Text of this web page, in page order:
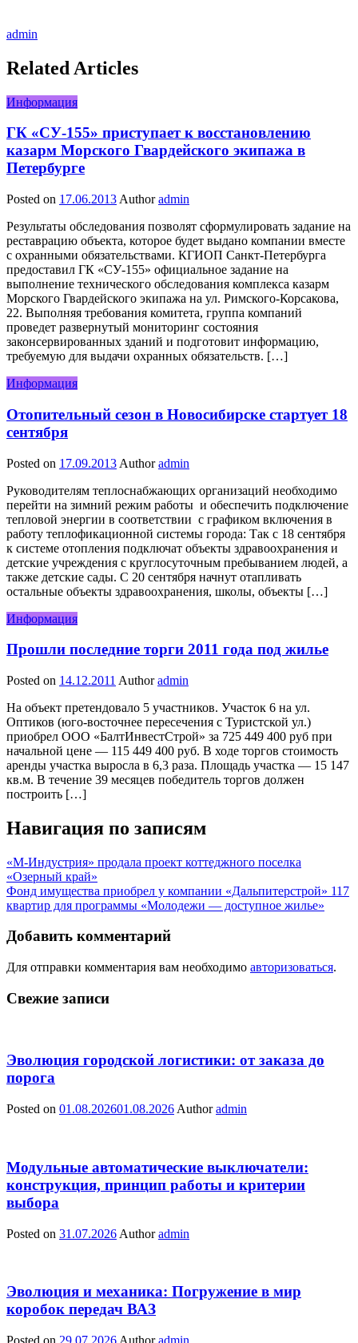
admin
Related Articles
Информация
ГК «СУ-155» приступает к восстановлению
казарм Морского Гвардейского экипажа в
Петербурге
Posted on 17.06.2013 Author admin
Результаты обследования позволят сформулировать задание на
реставрацию объекта, которое будет выдано компании вместе
с охранными обязательствами. КГИОП Санкт-Петербурга
предоставил ГК «СУ-155» официальное задание на
выполнение технического обследования комплекса казарм
Морского Гвардейского экипажа на ул. Римского-Корсакова,
22. Выполняя требования комитета, группа компаний
проведет развернутый мониторинг состояния
законсервированных зданий и подготовит информацию,
требуемую для выдачи охранных обязательств. […]
Информация
Отопительный сезон в Новосибирске стартует 18
сентября
Posted on 17.09.2013 Author admin
Руководителям теплоснабжающих организаций необходимо
перейти на зимний режим работы и обеспечить подключение
тепловой энергии в соответствии с графиком включения в
работу теплофикационной системы города: Так с 18 сентября
к системе отопления подключат объекты здравоохранения и
детские учреждения с круглосуточным пребыванием людей, а
также детские сады. С 20 сентября начнут отапливать
остальные объекты здравоохранения, школы, объекты […]
Информация
Прошли последние торги 2011 года под жилье
Posted on 14.12.2011 Author admin
На объект претендовало 5 участников. Участок 6 на ул.
Оптиков (юго-восточнее пересечения с Туристской ул.)
приобрел ООО «БалтИнвестСтрой» за 725 449 400 руб при
начальной цене — 115 449 400 руб. В ходе торгов стоимость
аренды участка выросла в 6,3 раза. Площадь участка — 15 147
кв.м. В течение 39 месяцев победитель торгов должен
построить […]
Навигация по записям
«М-Индустрия» продала проект коттеджного поселка
«Озерный край»
Фонд имущества приобрел у компании «Дальпитерстрой» 117
квартир для программы «Молодежи — доступное жилье»
Добавить комментарий
Для отправки комментария вам необходимо авторизоваться.
Свежие записи
Эволюция городской логистики: от заказа до
порога
Posted on 01.08.202601.08.2026 Author admin
Модульные автоматические выключатели:
конструкция, принцип работы и критерии
выбора
Posted on 31.07.2026 Author admin
Эволюция и механика: Погружение в мир
коробок передач ВАЗ
Posted on 29.07.2026 Author admin